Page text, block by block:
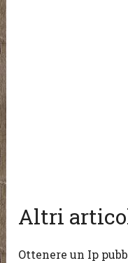
Altri
Ottenere un Ip